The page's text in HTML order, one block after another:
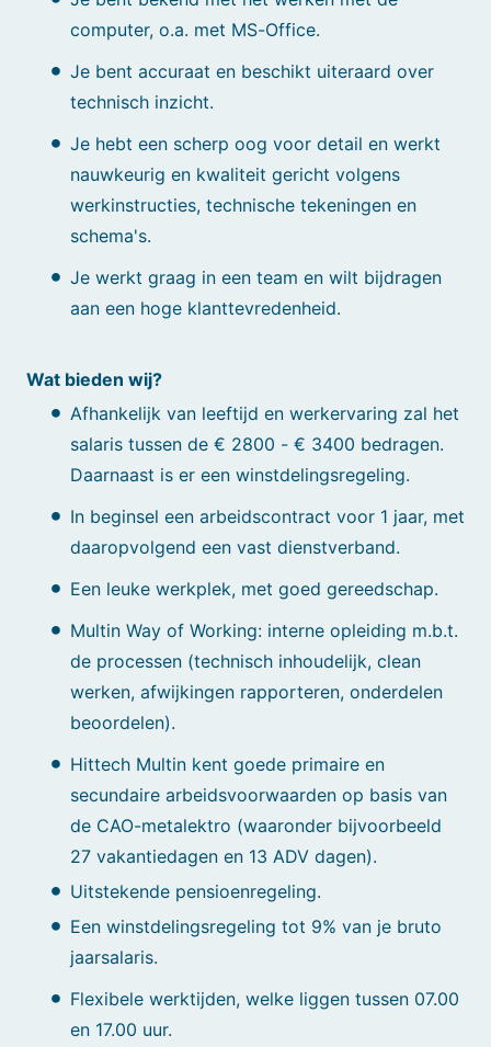
computer, o.a. met MS-Office.
Je bent accuraat en beschikt uiteraard over
technisch inzicht.
Je hebt een scherp oog voor detail en werkt
nauwkeurig en kwaliteit gericht volgens
werkinstructies, technische tekeningen en
schema's.
Je werkt graag in een team en wilt bijdragen
aan een hoge klanttevredenheid.
Wat bieden wij?
Afhankelijk van leeftijd en werkervaring zal het
salaris tussen de € 2800 - € 3400 bedragen.
Daarnaast is er een winstdelingsregeling.
In beginsel een arbeidscontract voor 1 jaar, met
daaropvolgend een vast dienstverband.
Een leuke werkplek, met goed gereedschap.
Multin Way of Working: interne opleiding m.b.t.
de processen (technisch inhoudelijk, clean
werken, afwijkingen rapporteren, onderdelen
beoordelen).
Hittech Multin kent goede primaire en
secundaire arbeidsvoorwaarden op basis van
de CAO-metalektro (waaronder bijvoorbeeld
27 vakantiedagen en 13 ADV dagen).
Uitstekende pensioenregeling.
Een winstdelingsregeling tot 9% van je bruto
jaarsalaris.
Flexibele werktijden, welke liggen tussen 07.00
en 17.00 uur.